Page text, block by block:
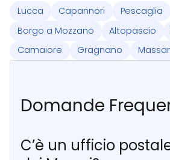
Lucca Capannori Pescaglia
Borgo a Mozzano
Altopascio
Camaiore
Gragnano
Domande
C’è un ufficio